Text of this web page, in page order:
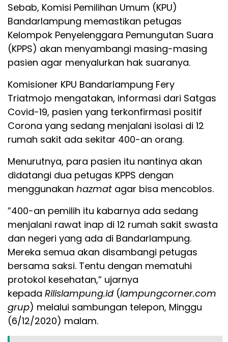
Sebab, Komisi Pemilihan Umum (KPU)
Bandarlampung memastikan petugas
Kelompok Penyelenggara Pemungutan Suara
(KPPS) akan menyambangi masing-masing
pasien agar menyalurkan hak suaranya.
Komisioner KPU Bandarlampung Fery
Triatmojo mengatakan, informasi dari Satgas
Covid-19, pasien yang terkonfirmasi positif
Corona yang sedang menjalani isolasi di 12
rumah sakit ada sekitar 400-an orang.
Menurutnya, para pasien itu nantinya akan
didatangi dua petugas KPPS dengan
menggunakan hazmat agar bisa mencoblos.
”400-an pemilih itu kabarnya ada sedang
menjalani rawat inap di 12 rumah sakit swasta
dan negeri yang ada di Bandarlampung.
Mereka semua akan disambangi petugas
bersama saksi. Tentu dengan mematuhi
protokol kesehatan,” ujarnya
kepada Rilislampung.id(lampungcorner.com
grup) melalui sambungan telepon, Minggu
(6/12/2020) malam.